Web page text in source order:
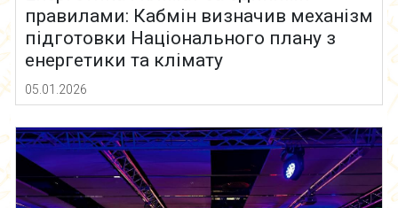
правилами: Кабмін визначив механізм
підготовки Національного плану з
енергетики та клімату
05.01.2026